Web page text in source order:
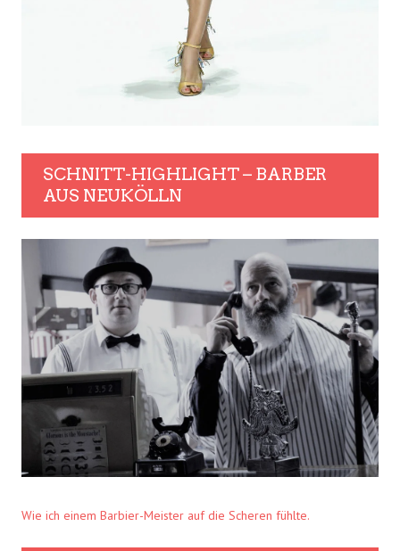
SCHNITT-HIGHLIGHT – BARBER
AUS NEUKÖLLN
Wie ich einem Barbier-Meister auf die Scheren fühlte.